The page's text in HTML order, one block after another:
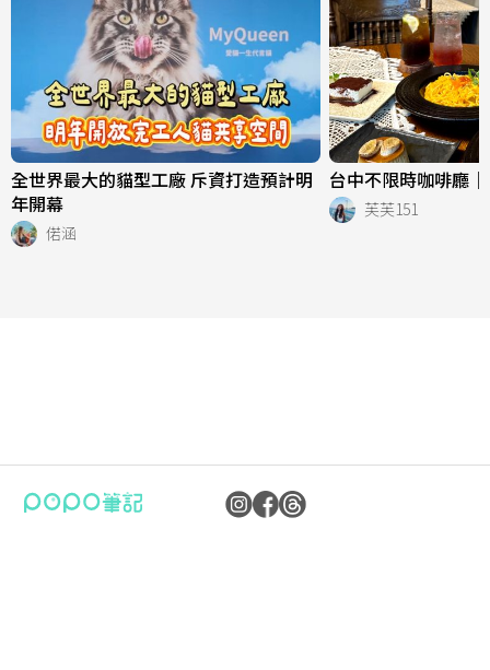
全世界最大的貓型工廠 斥資打造預計明
年開幕
偌涵
台中不限時咖啡廳
芙芙151